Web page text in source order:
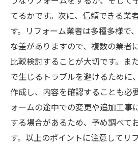
てるかです。次に、信頼できる業
す。リフォーム業者は多種多様で
な差がありますので、複数の業者
比較検討することが大切です。ま
で生じるトラブルを避けるために
作成し、内容を確認することも必
ォームの途中での変更や追加工事
する場合があるため、予め調べて
す。以上のポイントに注意してリ